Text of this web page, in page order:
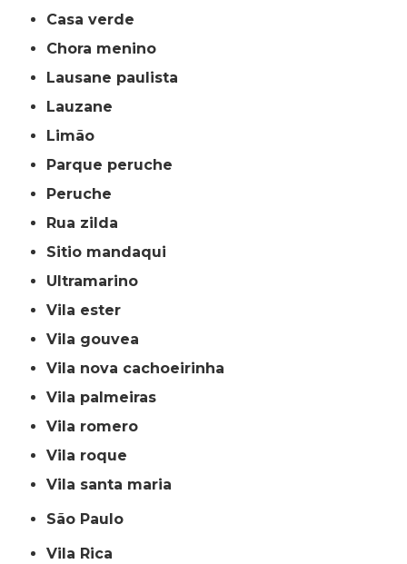
casa verde
chora menino
lausane paulista
lauzane
limão
parque peruche
peruche
rua zilda
sitio mandaqui
ultramarino
vila ester
vila gouvea
vila nova cachoeirinha
vila palmeiras
vila romero
vila roque
vila santa maria
São Paulo
Vila Rica